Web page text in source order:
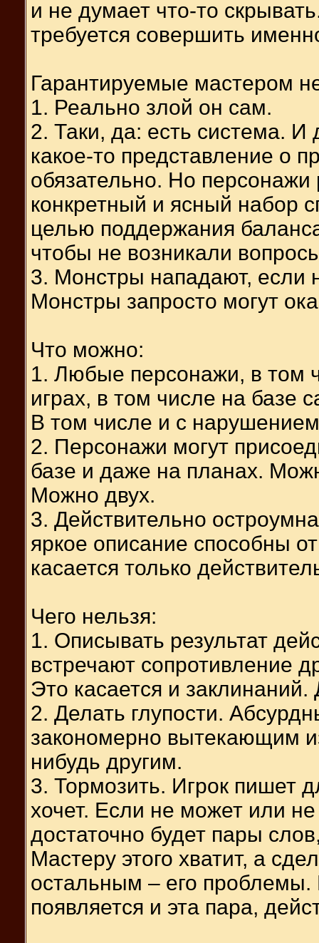
и не думает что-то
требуется совершить
Гарантируемые мастером
1. Реально злой он сам.
2. Таки, да: есть система.
какое-то представление о
обязательно. Но
конкретный и ясный набор
целью поддержания
чтобы не возникали
3. Монстры нападают, если
Монстры запросто могут
Что можно:
1. Любые персонажи, в том
играх, в том числе на базе
В том числе и с
2. Персонажи могут
базе и даже на планах.
Можно двух.
3. Действительно
яркое описание способны
касается только
Чего нельзя:
1. Описывать результат
встречают сопротивление
Это касается и
2. Делать глупости.
закономерно вытекающим
нибудь другим.
3. Тормозить. Игрок пишет
хочет. Если не может или
достаточно будет пары
Мастеру этого хватит, а
остальным – его
появляется и эта пара,